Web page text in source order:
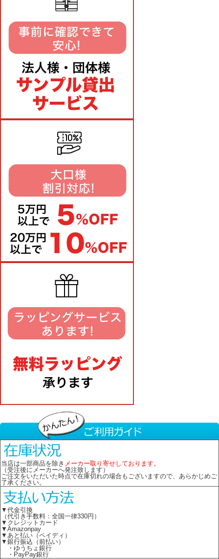
当店は一部商品を除き メーカー取り寄せしております。
（受注後にメーカーへ発注致します）
ご注文をいただいた時点で在庫切れの場合もございますので、あらかじめご
了承ください。
▼代金引換
（代引き手数料：全国一律330円）
▼クレジットカード
▼Amazonpay
▼あと払い（ペイディ）
▼銀行振込（前払い）
・ゆうちょ銀行
・PayPay銀行